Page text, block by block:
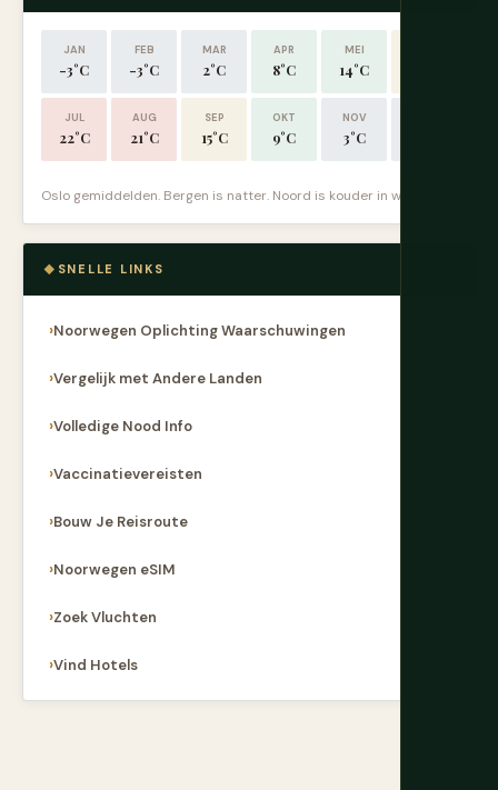
JAN
-3°C
FEB
-3°C
MAR
2°C
APR
8°C
MEI
14°C
JUL
22°C
AUG
21°C
SEP
15°C
OKT
9°C
NOV
3°C
Oslo gemiddelden. Bergen is natter. Noord is kouder in winter.
SNELLE LINKS
Noorwegen Oplichting Waarschuwingen
Vergelijk met Andere Landen
Volledige Nood Info
Vaccinatievereisten
Bouw Je Reisroute
Noorwegen eSIM
Zoek Vluchten
Vind Hotels